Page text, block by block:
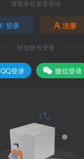
请登录后发表评论
登录 注册
社交账号登录
QQ登录 微信登录